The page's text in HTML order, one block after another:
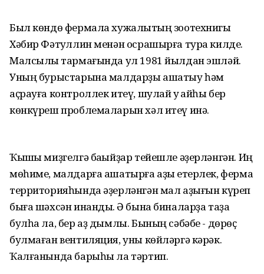
Был көндө фермала хужалыҡтың зоотехнигы
Хәбир Фәтҡуллин менән осрашырға тура килде.
Малсылыҡ тармағында ул 1981 йылдан эшләй.
Уның бурыстарына малдарҙы ашатыу һәм
аҫрауға контроллек итеү, шулай уҡ ҡайһы бер
көнкүреш проблемаларын хәл итеү инә.
Ҡышҡы миҙгелгә баҡыйҙар тейешле әҙерләнгән. Иң
мөһиме, малдарға ашатырға аҙыҡ етерлек, ферма
территорияһында әҙерләнгән мал аҙығын күреп
быға шәхсән инандыҡ. Ә бына биналарҙа таҙа
булһа ла, бер аҙ дымлы. Бының сәбәбе - дөрөҫ
булмаған вентиляция, уны көйләргә кәрәк.
Ҡалғанында барыһы ла тәртип.